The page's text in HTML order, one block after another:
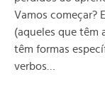
Vamos começar?
(aqueles que têm
têm formas
verbos…